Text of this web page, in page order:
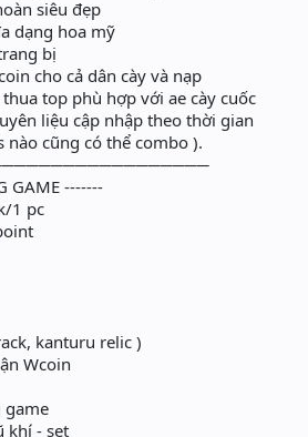
siêu đẹp
dạng hoa mỹ
bị
cho cả dân cày và nạp
top phù hợp với ae cày cuốc
liệu cập nhập theo thời gian
nào cũng có thể combo ).
GAME -------
1 pc
kanturu relic )
Wcoin
game
khí - set